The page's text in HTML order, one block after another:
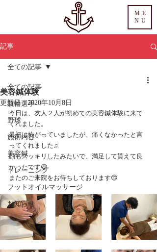
ME
NU
記事
全ての記事
競輪選手
野球
施術内容
美容鍼
トレーニング
フットオイルマッサージ
お知らせ
全ての記事
美容鍼体験
更新日：2020年10月8日
今日は、友人２人が初めての美容鍼体験に来て
くれました。
最初は怖がっていましたが、痛くなかったと言
ってくれました♫
顔もスッキリしたみたいで、満足して貰えて良
かったです😆
またのご来院をお待ちしております😌